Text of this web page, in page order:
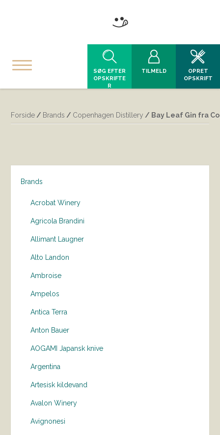
SØG EFTER
OPSKRIFTE
R
TILMELD
OPRET
OPSKRIFT
Forside / Brands / Copenhagen Distillery / Bay Leaf Gin fra
Brands
Acrobat Winery
Agricola Brandini
Allimant Laugner
Alto Landon
Ambroise
Ampelos
Antica Terra
Anton Bauer
AOGAMI Japansk knive
Argentina
Artesisk kildevand
Avalon Winery
Avignonesi